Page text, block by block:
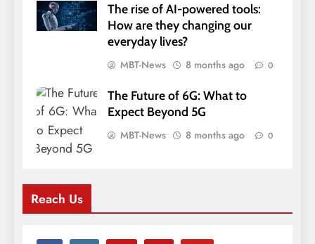
The rise of AI-powered tools:
How are they changing our
everyday lives?
MBT-News 8 months ago 0
The Future of 6G: What to
Expect Beyond 5G
MBT-News 8 months ago 0
Reach Us